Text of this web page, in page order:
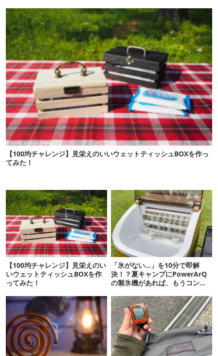
【100均チャレンジ】見栄えのいいウェットティッシュBOXを作っ
てみた！
【100均チャレンジ】見栄えのい
いウェットティッシュBOXを作
ってみた！
「氷がない…」を10分で即解
決！？夏キャンプにPowerArQ
の製氷機があれば、もうコンビ